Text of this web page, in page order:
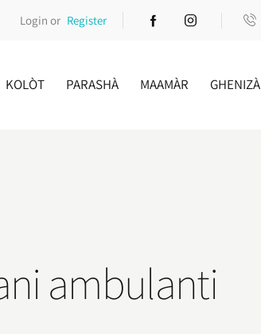
Login or Register
KOLÒT PARASHÀ MAAMÀR GHENIZÀ
ambulanti